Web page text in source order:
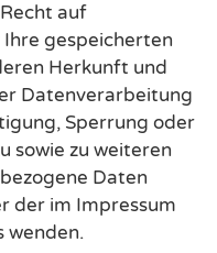
auf
gespeicherten
Herkunft und
Datenverarbeitung
Sperrung oder
sowie zu weiteren
Daten
der im Impressum
wenden.